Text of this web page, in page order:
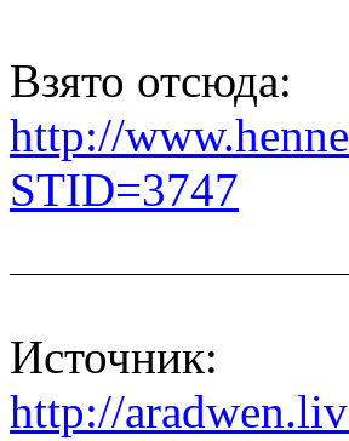
Взято отсюда:
http://
STID=3747
Источник:
http://